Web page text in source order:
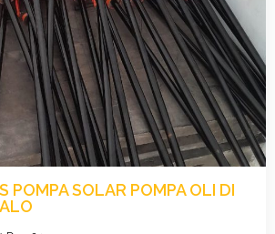
POMPA SOLAR POMPA OLI DI